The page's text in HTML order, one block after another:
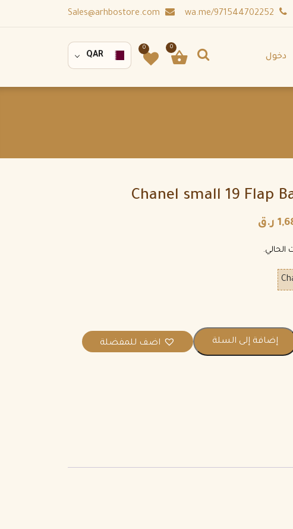
دخول
0
0
QAR
Chanel small 19 Flap
ر.ق
الحالي.
إضافة إلى السلة اضف للمفضلة